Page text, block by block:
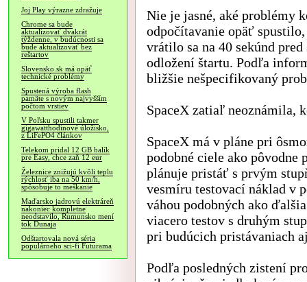
Joj Play výrazne zdražuje
Chrome sa bude
aktualizovať dvakrát
týždenne, v budúcnosti sa
bude aktualizovať bez
reštartov
Slovensko.sk má opäť
technické problémy
Spustená výroba flash
pamäte s novým najvyšším
počtom vrstiev
V Poľsku spustili takmer
gigawatthodinové úložisko,
z LiFePO4 článkov
Telekom pridal 12 GB balík
pre Easy, chce zaň 12 eur
Železnice znižujú kvôli teplu
rýchlosť iba na 50 km/h,
spôsobuje to meškanie
Maďarsko jadrovú elektráreň
nakoniec kompletne
neodstavilo, Rumunsko mení
tok Dunaja
Odštartovala nová séria
populárneho sci-fi Futurama
Nie je jasné, aké problémy
odpočítavanie opäť
vrátilo sa na 40 sekúnd
odložení štartu. Podľa
bližšie nešpecifikovaný
SpaceX zatiaľ neoznámila,
SpaceX má v pláne pri
podobné ciele ako pôvodne
plánuje pristáť s prvým
vesmíru testovací náklad v
váhou podobných ako
viacero testov s druhým
pri budúcich pristávaniach
Podľa posledných zistení